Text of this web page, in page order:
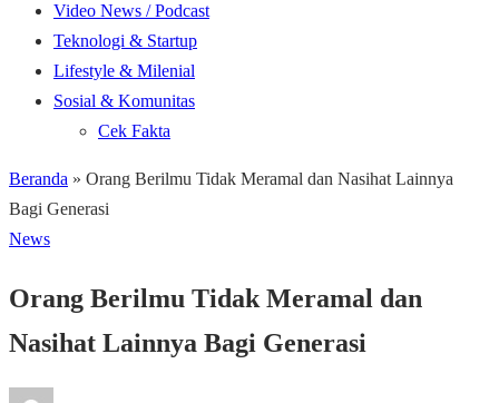
Video News / Podcast
Teknologi & Startup
Lifestyle & Milenial
Sosial & Komunitas
Cek Fakta
Beranda » Orang Berilmu Tidak Meramal dan Nasihat Lainnya
Bagi Generasi
News
Orang Berilmu Tidak Meramal dan
Nasihat Lainnya Bagi Generasi